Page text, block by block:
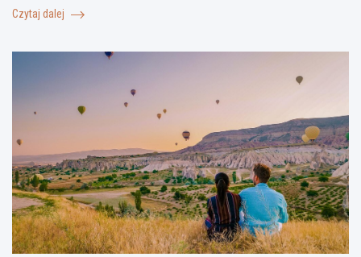
Czytaj dalej